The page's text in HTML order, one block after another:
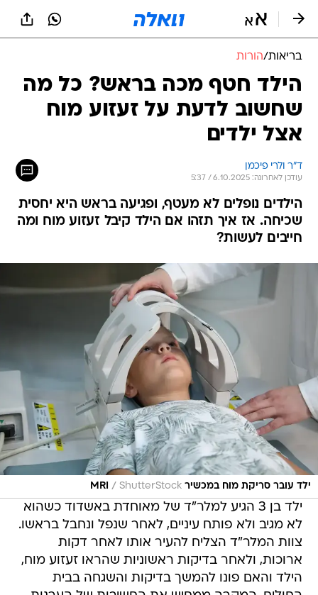
בריאות/הורות
הילד חטף מכה בראש? כל מה
שחשוב לדעת על זעזוע מוח
אצל ילדים
ד"ר ולרי פיכמן
עודכן לאחרונה: 6.10.2025 / 5:37
הילדים נופלים לא מעטף, ופגיעה בראש היא יחסית
שכיחה. אז איך תזהו אם הילד קיבל זעזוע מוח ומה
חייבים לעשות?
ילד עובר סריקת מוח במכשיר MRI / ShutterStock
ילד בן 3 הגיע למלר"ד של מאוחדת באשדוד כשהוא
לא מגיב ולא פותח עיניים, לאחר שנפל ונחבל בראשו.
צוות המלר"ד הצליח להעיר אותו לאחר דקות
ארוכות, ולאחר בדיקות ראשוניות שהראו זעזוע מוח,
הילד והאם פונו להמשך בדיקות והשגחה בבית